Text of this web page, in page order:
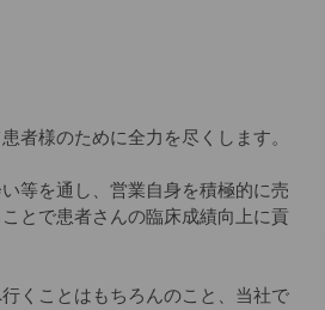
者様のために全力を尽くします。
等を通し、営業自身を積極的に売
とで患者さんの臨床成績向上に貢
くことはもちろんのこと、当社で